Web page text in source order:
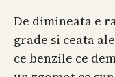
De dimineata e
grade si ceata
ce benzile ce